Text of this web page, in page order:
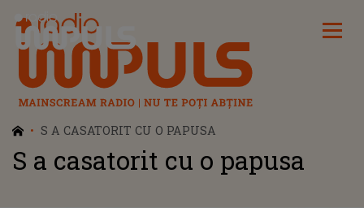
Radio Impuls
S A CASATORIT CU O PAPUSA
S a casatorit cu o papusa